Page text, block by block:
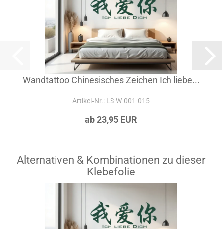
Wandtattoo Chinesisches Zeichen Ich liebe...
Artikel‑Nr.: LS-W-001-015
ab 23,95 EUR
Alternativen & Kombinationen zu dieser
Klebefolie